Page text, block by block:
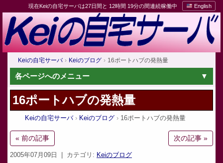
現在Keiの自宅サーバは27日間と 12時間 19分の間連続稼働中 English
Keiの自宅サーバ Keiのブログ 16ポートハブの発熱量
各ページへのメニュー
16ポートハブの発熱量
Keiの自宅サーバ Keiのブログ 16ポートハブの発熱量
« 前の記事 次の記事 »
2005年07月09日 | カテゴリ: Keiのブログ